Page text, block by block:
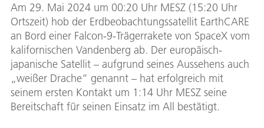
Am 29. Mai 2024 um 00:20 Uhr MESZ (15:20 Uhr
Ortszeit) hob der Erdbeobachtungssatellit EarthCARE
an Bord einer Falcon-9-Trägerrakete von SpaceX vom
kalifornischen Vandenberg ab. Der europäisch-
japanische Satellit – aufgrund seines Aussehens auch
„weißer Drache“ genannt – hat erfolgreich mit
seinem ersten Kontakt um 1:14 Uhr MESZ seine
Bereitschaft für seinen Einsatz im All bestätigt.